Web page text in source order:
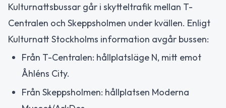
Kulturnattsbussar går i skytteltrafik mellan T-
Centralen och Skeppsholmen under kvällen. Enligt
Kulturnatt Stockholms information avgår bussen:
Från T-Centralen: hållplatsläge N, mitt emot
Åhléns City.
Från Skeppsholmen: hållplatsen Moderna